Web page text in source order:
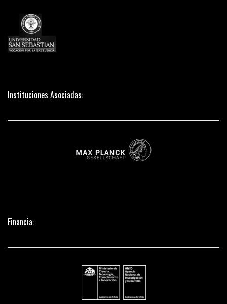
Instituciones Asociadas:
Financia: